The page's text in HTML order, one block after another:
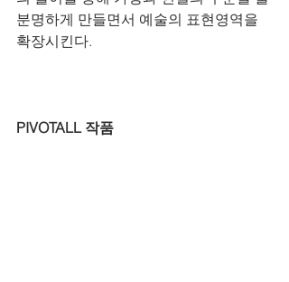
분명하게 만들면서 예술의 표현영역을
확장시킨다.
PIVOTALL 작품